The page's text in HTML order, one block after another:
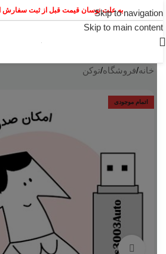
Skip to navigation
Skip to main content
به علت نوسان قیمت قبل از ثبت سفارش
خانه/فروشگاه/توکن
اتمام موجودی
مشاهده 360 درجه